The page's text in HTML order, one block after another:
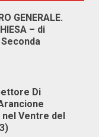
GENERALE.
– di
Di
Ventre del